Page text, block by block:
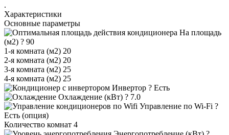
.
Характеристики
Основные параметры
На площадь
(м2) ? 90
1-я комната (м2) 20
2-я комната (м2) 20
3-я комната (м2) 25
4-я комната (м2) 25
Инвертор ? Есть
Охлаждение (кВт) ? 7.0
Управление по Wi-Fi ?
Есть (опция)
Количество комнат 4